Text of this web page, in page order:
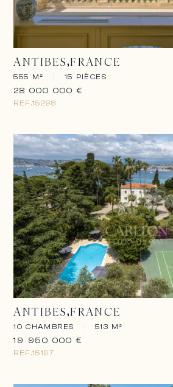
ANTIBES FRANCE
555 M² 15 PIÈCES
REF.15298
28 000 000 €
ANTIBES FRANCE
10 CHAMBRES 513 M²
REF.15197
19 950 000 €